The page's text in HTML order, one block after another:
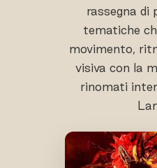
rassegna di
tematiche
movimento,
visiva con la
rinomati